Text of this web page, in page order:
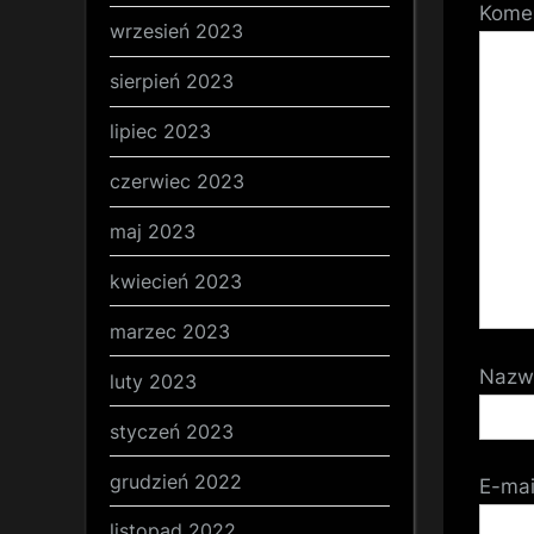
E-
wrzesień 2023
sierpień 2023
lipiec 2023
czerwiec 2023
maj 2023
kwiecień 2023
marzec 2023
luty 2023
styczeń 2023
grudzień 2022